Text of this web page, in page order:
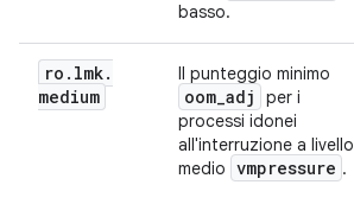
basso.
ro . lmk.
medium
Il punteggio minimo
oom_adj
per i
processi idonei
all'interruzione a livello
medio vmpressure .